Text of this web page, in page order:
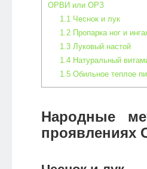
ОРВИ или ОРЗ
1.1Чеснок и лук
1.2Пропарка ног и
1.3Луковый настой
1.4Натуральный
1.5Обильное теплое
Народные
проявлениях